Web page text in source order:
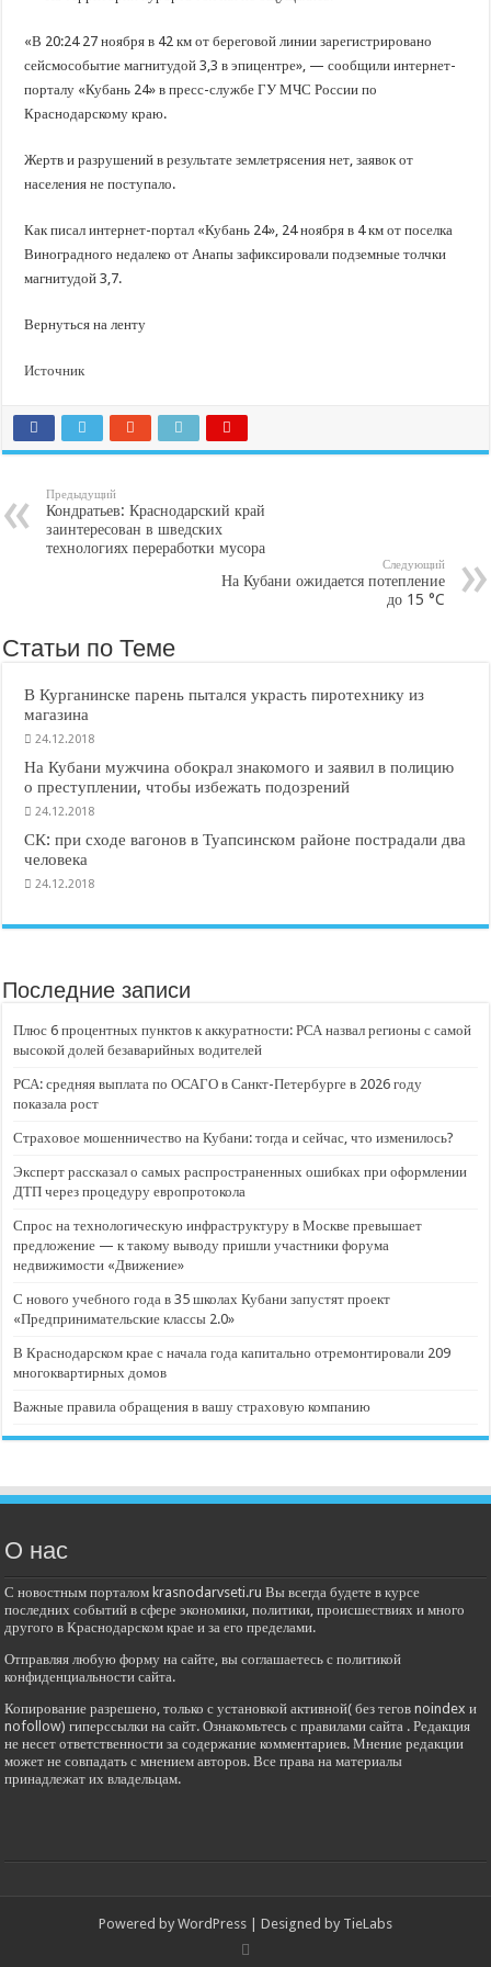
Важные правила обращения в вашу страховую компанию
В городах и районах Кубани отметили День России
Стартовал прием заявок на 20-й юбилейный молодежный форум «Регион 93»
«В 20:24 27 ноября в 42 км от береговой линии зарегистрировано
сейсмособытие магнитудой 3,3 в эпицентре», — сообщили интернет-
порталу «Кубань 24» в пресс-службе ГУ МЧС России по
Краснодарскому краю.
Жертв и разрушений в результате землетрясения нет, заявок от
населения не поступало.
Как писал интернет-портал «Кубань 24», 24 ноября в 4 км от поселка
Виноградного недалеко от Анапы зафиксировали подземные толчки
магнитудой 3,7.
Вернуться на ленту
Источник
Предыдущий
Кондратьев: Краснодарский край
заинтересован в шведских
технологиях переработки мусора
Следующий
На Кубани ожидается потепление
до 15 °C
Статьи по Теме
В Курганинске парень пытался украсть пиротехнику из
магазина
24.12.2018
На Кубани мужчина обокрал знакомого и заявил в полицию
о преступлении, чтобы избежать подозрений
24.12.2018
СК: при сходе вагонов в Туапсинском районе пострадали два
человека
24.12.2018
Последние записи
Плюс 6 процентных пунктов к аккуратности: РСА назвал регионы с самой
высокой долей безаварийных водителей
РСА: средняя выплата по ОСАГО в Санкт-Петербурге в 2026 году
показала рост
Страховое мошенничество на Кубани: тогда и сейчас, что изменилось?
Эксперт рассказал о самых распространенных ошибках при оформлении
ДТП через процедуру европротокола
Спрос на технологическую инфраструктуру в Москве превышает
предложение — к такому выводу пришли участники форума
недвижимости «Движение»
С нового учебного года в 35 школах Кубани запустят проект
«Предпринимательские классы 2.0»
В Краснодарском крае с начала года капитально отремонтировали 209
многоквартирных домов
Важные правила обращения в вашу страховую компанию
О нас
С новостным порталом krasnodarvseti.ru Вы всегда будете в курсе
последних событий в сфере экономики, политики, происшествиях и много
другого в Краснодарском крае и за его пределами.
Отправляя любую форму на сайте, вы соглашаетесь с политикой
конфиденциальности сайта.
Копирование разрешено, только с установкой активной( без тегов noindex и
nofollow) гиперссылки на сайт. Ознакомьтесь с правилами сайта . Редакция
не несет ответственности за содержание комментариев. Мнение редакции
может не совпадать с мнением авторов. Все права на материалы
принадлежат их владельцам.
Powered by WordPress | Designed by TieLabs